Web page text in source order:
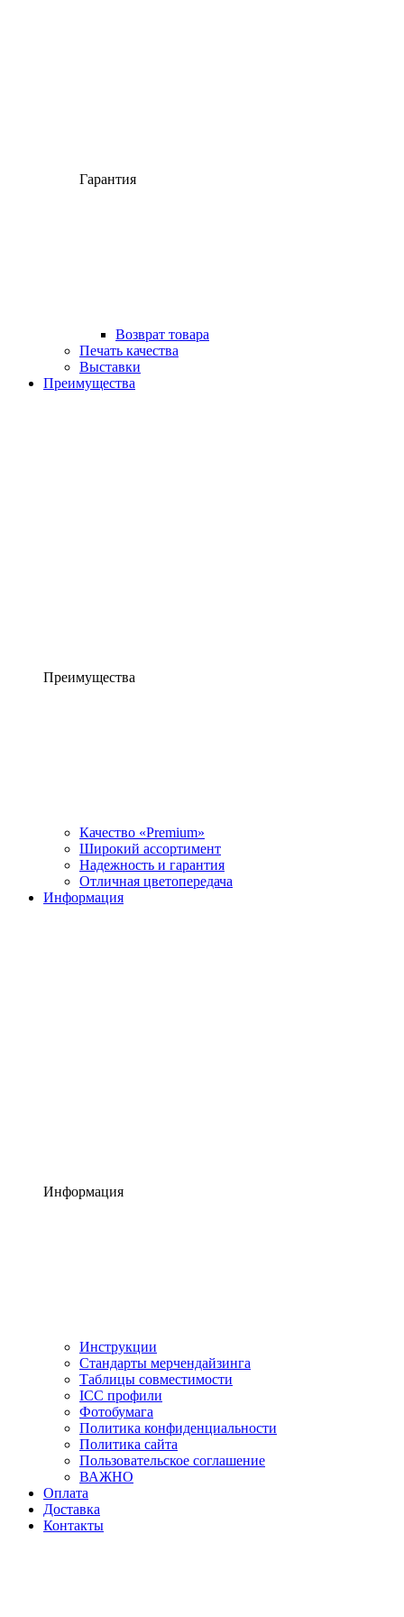
Гарантия
Возврат товара
Печать качества
Выставки
Преимущества
Преимущества
Качество «Premium»
Широкий ассортимент
Надежность и гарантия
Отличная цветопередача
Информация
Информация
Инструкции
Стандарты мерчендайзинга
Таблицы совместимости
ICC профили
Фотобумага
Политика конфиденциальности
Политика сайта
Пользовательское соглашение
ВАЖНО
Оплата
Доставка
Контакты